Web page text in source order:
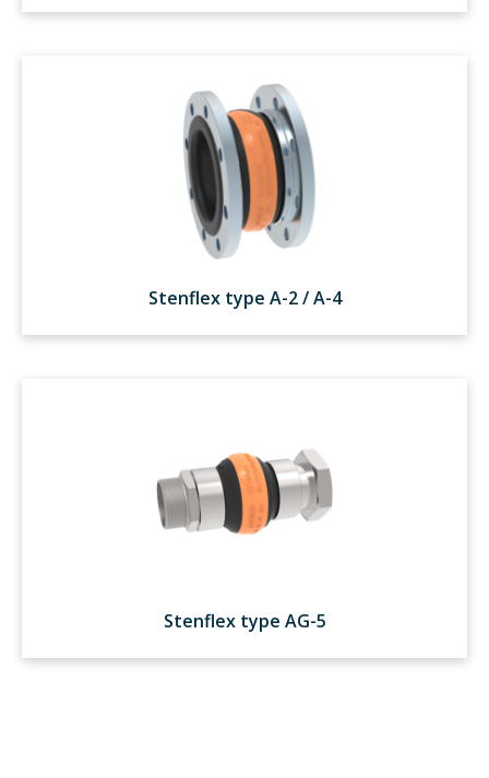
Stenflex type A-2 / A-4
Stenflex type AG-5